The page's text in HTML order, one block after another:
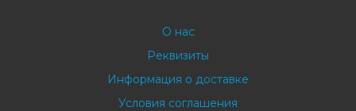
О нас
Реквизиты
Информация о доставке
Условия соглашения